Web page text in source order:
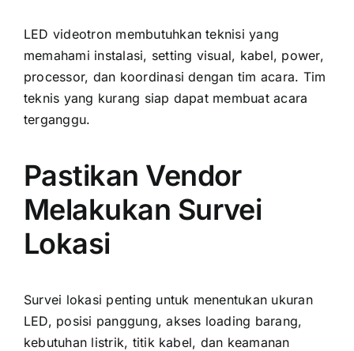
LED videotron membutuhkan teknisi yang
memahami instalasi, setting visual, kabel, power,
processor, dan koordinasi dengan tim acara. Tim
teknis yang kurang siap dapat membuat acara
terganggu.
Pastikan Vendor
Melakukan Survei
Lokasi
Survei lokasi penting untuk menentukan ukuran
LED, posisi panggung, akses loading barang,
kebutuhan listrik, titik kabel, dan keamanan